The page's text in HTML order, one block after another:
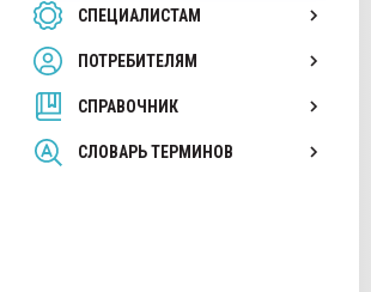
СПЕЦИАЛИСТАМ
ПОТРЕБИТЕЛЯМ
СПРАВОЧНИК
СЛОВАРЬ ТЕРМИНОВ